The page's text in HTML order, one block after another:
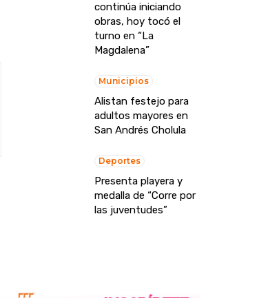
continúa iniciando
obras, hoy tocó el
turno en “La
Magdalena”
Municipios
Alistan festejo para
adultos mayores en
San Andrés Cholula
Deportes
Presenta playera y
medalla de “Corre por
las juventudes”